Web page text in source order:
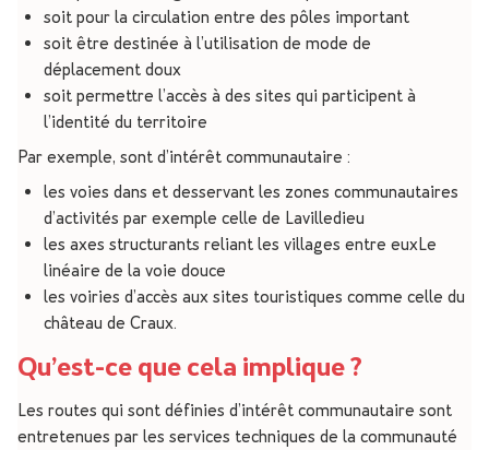
soit pour la circulation entre des pôles important
soit être destinée à l’utilisation de mode de
déplacement doux
soit permettre l’accès à des sites qui participent à
l’identité du territoire
Par exemple, sont d’intérêt communautaire :
les voies dans et desservant les zones communautaires
d’activités par exemple celle de Lavilledieu
les axes structurants reliant les villages entre euxLe
linéaire de la voie douce
les voiries d’accès aux sites touristiques comme celle du
château de Craux.
Qu’est-ce que cela implique ?
Les routes qui sont définies d’intérêt communautaire sont
entretenues par les services techniques de la communauté